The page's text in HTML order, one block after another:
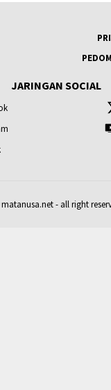
JARINGAN SOCIAL
- all right